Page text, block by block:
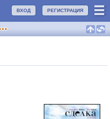
РЕГИСТРАЦИЯ
ВХОД